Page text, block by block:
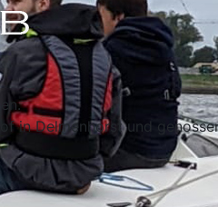
in Delmenhorst und